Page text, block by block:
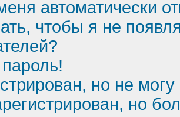
автоматически
чтобы я не
но не могу
но